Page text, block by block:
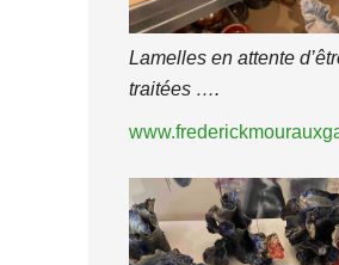
Lamelles en attente
traitées ….